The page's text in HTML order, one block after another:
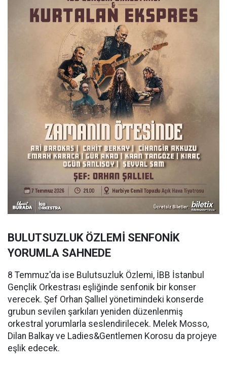
BULUTSUZLUK ÖZLEMİ SENFONİK
YORUMLA SAHNEDE
8 Temmuz'da ise Bulutsuzluk Özlemi, İBB İstanbul
Gençlik Orkestrası eşliğinde senfonik bir konser
verecek. Şef Orhan Şallıel yönetimindeki konserde
grubun sevilen şarkıları yeniden düzenlenmiş
orkestral yorumlarla seslendirilecek. Melek Mosso,
Dilan Balkay ve Ladies&Gentlemen Korosu da projeye
eşlik edecek.